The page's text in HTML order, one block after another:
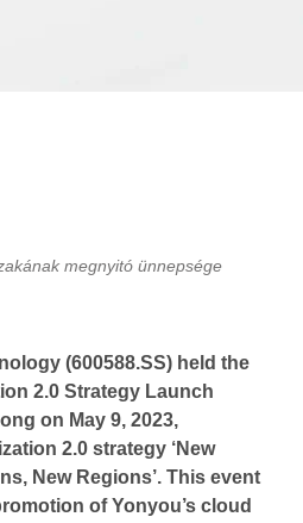
megnyitó ünnepsége
(600588.SS) held the
2.0 Strategy Launch
on May 9, 2023,
2.0 strategy ‘New
New Regions’. This event
of Yonyou’s cloud